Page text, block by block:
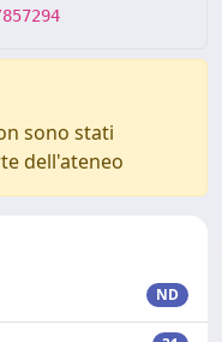
sono stati
dell'ateneo
ND